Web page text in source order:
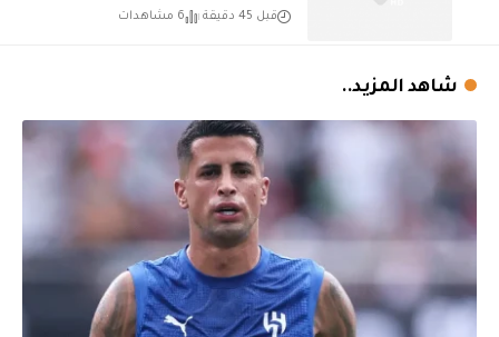
قبل 45 دقيقة 6 مشاهدات
شاهد المزيد..